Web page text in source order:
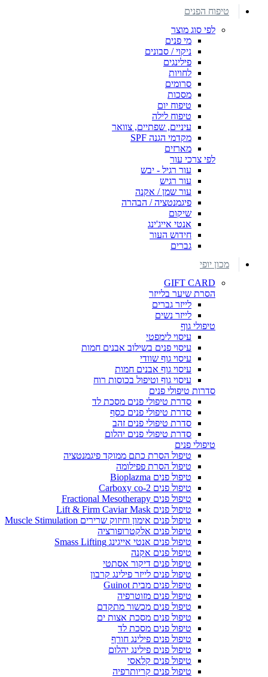
טיפוח הפנים
לפי סוג מוצר
מי פנים
ניקוי / סבונים
פילינגים
לחויות
סרומים
מסכות
טיפוח יום
טיפוח לילה
עיניים, שפתיים, צוואר
מקדמי הגנה SPF
מארזים
לפי צרכי עור
עור רגיל - יבש
עור רגיש
עור שמן / אקנה
פיגמנטציה / הבהרה
שיקום
אנטי אייג'ינג
חידוש העור
גברים
מכון יופי
GIFT CARD
הסרת שיער בלייזר
לייזר גברים
לייזר נשים
טיפולי גוף
עיסוי לימפטי
עיסוי פנים בשילוב אבנים חמות
עיסוי גוף שוודי
עיסוי גוף אבנים חמות
עיסוי גוף וטיפול בכוסות רוח
סדרות טיפולי פנים
סדרת טיפולי פנים מסכת לד
סדרת טיפולי פנים כסף
סדרת טיפולי פנים זהב
סדרת טיפולי פנים יהלום
טיפולי פנים
טיפול הסרת כתם ממוקד פיגמנטציה
טיפול הסרת פפילומה
טיפול פנים Bioplazma
טיפול פנים Carboxy co-2
טיפול פנים Fractional Mesotherapy
טיפול פנים Lift & Firm Caviar Mask
טיפול פנים אימון וחיזוק שרירים Muscle Stimulation
טיפול פנים אלקטרופורציה
טיפול פנים אנטי אייגינג Smass Lifting
טיפול פנים אקנה
טיפול פנים דיקור אסתטי
טיפול פנים לייזר פילינג קרבון
טיפול פנים מבית Guinot
טיפול פנים מזוטרפיה
טיפול פנים מכשור מתקדם
טיפול פנים מסכת אצות ים
טיפול פנים מסכת לד
טיפול פנים פילינג חורף
טיפול פנים פילינג יהלום
טיפול פנים קלאסי
טיפול פנים קריותרפיה